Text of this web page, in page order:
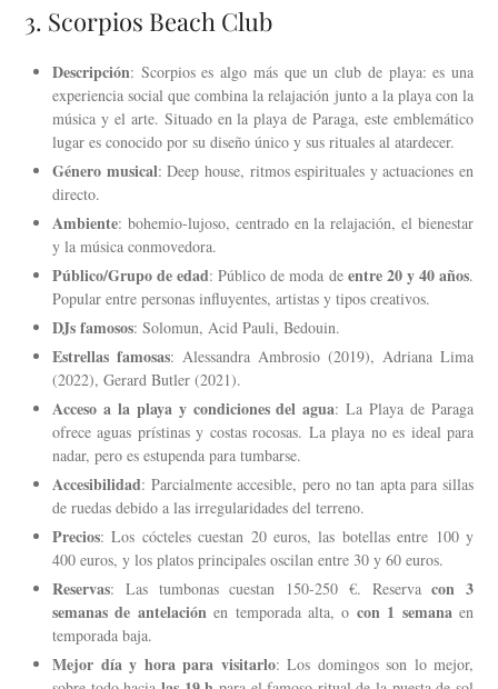
3. Scorpios Beach Club
Descripción: Scorpios es algo más que un club de playa: es una
experiencia social que combina la relajación junto a la playa con la
música y el arte. Situado en la playa de Paraga, este emblemático
lugar es conocido por su diseño único y sus rituales al atardecer.
Género musical: Deep house, ritmos espirituales y actuaciones en
directo.
Ambiente: bohemio-lujoso, centrado en la relajación, el bienestar
y la música conmovedora.
Público/Grupo de edad: Público de moda de entre 20 y 40 años.
Popular entre personas influyentes, artistas y tipos creativos.
DJs famosos: Solomun, Acid Pauli, Bedouin.
Estrellas famosas: Alessandra Ambrosio (2019), Adriana Lima
(2022), Gerard Butler (2021).
Acceso a la playa y condiciones del agua: La Playa de Paraga
ofrece aguas prístinas y costas rocosas. La playa no es ideal para
nadar, pero es estupenda para tumbarse.
Accesibilidad: Parcialmente accesible, pero no tan apta para sillas
de ruedas debido a las irregularidades del terreno.
Precios: Los cócteles cuestan 20 euros, las botellas entre 100 y
400 euros, y los platos principales oscilan entre 30 y 60 euros.
Reservas: Las tumbonas cuestan 150-250 €. Reservacon 3
semanas de antelaciónen temporada alta, o con 1 semanaen
temporada baja.
Mejor día y hora para visitarlo: Los domingos son lo mejor,